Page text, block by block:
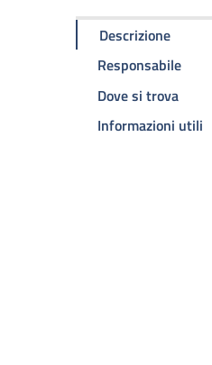
Descrizionedella
Responsabile
Dove si trovadella
Informazioni utili